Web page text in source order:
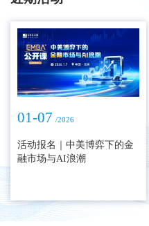
01-07 /2026
活动报名｜中美博弈下的金
融市场与AI浪潮